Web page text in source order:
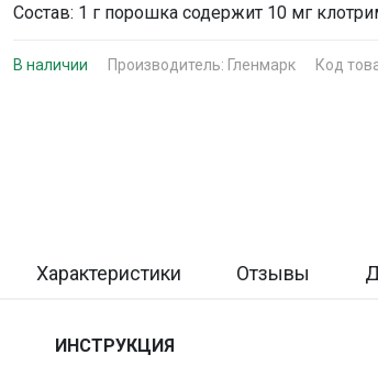
Состав: 1 г порошка содержит 10 мг
В наличии Производитель: Гленмарк Код
Характеристики Отзывы
ИНСТРУКЦИЯ